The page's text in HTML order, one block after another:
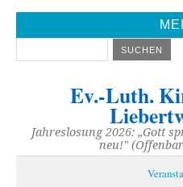
Ev.-Luth.
Jahreslosung 2026: „Gott
neu!"